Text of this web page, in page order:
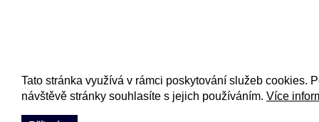
Tato stránka využívá v rámci poskytování služeb cookies.
návštěvě stránky souhlasíte s jejich používáním. Více